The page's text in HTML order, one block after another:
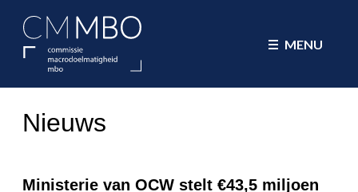
MENU
Nieuws
Ministerie van OCW stelt €43,5 miljoen